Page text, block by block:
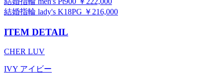
結婚指輪 lady's K18PG ￥216,000
ITEM DETAIL
CHER LUV
IVY アイビー